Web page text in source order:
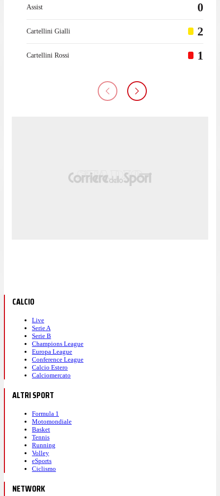
Assist 0
Cartellini Gialli 2
Cartellini Rossi 1
CALCIO
Live
Serie A
Serie B
Champions League
Europa League
Conference League
Calcio Estero
Calciomercato
ALTRI SPORT
Formula 1
Motomondiale
Basket
Tennis
Running
Volley
eSports
Ciclismo
NETWORK